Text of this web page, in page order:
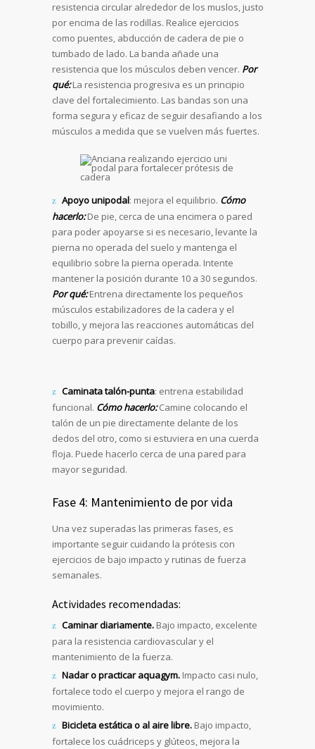
resistencia circular alrededor de los muslos, justo
por encima de las rodillas. Realice ejercicios
como puentes, abducción de cadera de pie o
tumbado de lado. La banda añade una
resistencia que los músculos deben vencer. Por
qué:La resistencia progresiva es un principio
clave del fortalecimiento. Las bandas son una
forma segura y eficaz de seguir desafiando a los
músculos a medida que se vuelven más fuertes.
Apoyo unipodal: mejora el equilibrio. Cómo
hacerlo:De pie, cerca de una encimera o pared
para poder apoyarse si es necesario, levante la
pierna no operada del suelo y mantenga el
equilibrio sobre la pierna operada. Intente
mantener la posición durante 10 a 30 segundos.
Por qué:Entrena directamente los pequeños
músculos estabilizadores de la cadera y el
tobillo, y mejora las reacciones automáticas del
cuerpo para prevenir caídas.
Caminata talón-punta: entrena estabilidad
funcional. Cómo hacerlo:Camine colocando el
talón de un pie directamente delante de los
dedos del otro, como si estuviera en una cuerda
floja. Puede hacerlo cerca de una pared para
mayor seguridad.
Fase 4: Mantenimiento de por vida
Una vez superadas las primeras fases, es
importante seguir cuidando la prótesis con
ejercicios de bajo impacto y rutinas de fuerza
semanales.
Actividades recomendadas:
Caminar diariamente. Bajo impacto, excelente
para la resistencia cardiovascular y el
mantenimiento de la fuerza.
Nadar o practicar aquagym. Impacto casi nulo,
fortalece todo el cuerpo y mejora el rango de
movimiento.
Bicicleta estática o al aire libre. Bajo impacto,
fortalece los cuádriceps y glúteos, mejora la